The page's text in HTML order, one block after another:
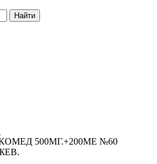
Найти
500МГ.+200МЕ №60